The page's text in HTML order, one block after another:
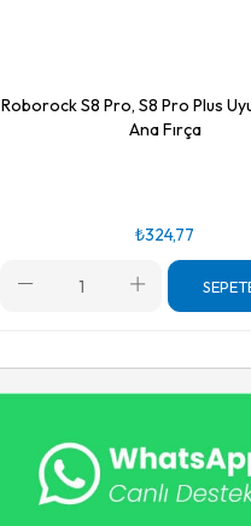
Roborock S8 Pro, S8 Pro Plus
Ana Fırça
₺324,77